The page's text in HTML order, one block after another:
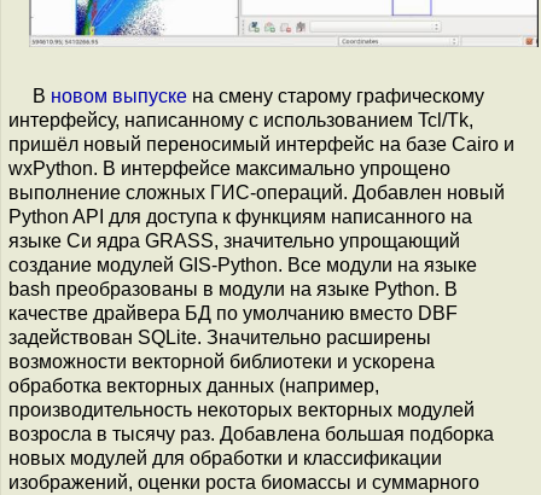
В новом выпуске на смену старому графическому
интерфейсу, написанному с использованием Tcl/Tk,
пришёл новый переносимый интерфейс на базе Cairo и
wxPython. В интерфейсе максимально упрощено
выполнение сложных ГИС-операций. Добавлен новый
Python API для доступа к функциям написанного на
языке Си ядра GRASS, значительно упрощающий
создание модулей GIS-Python. Все модули на языке
bash преобразованы в модули на языке Python. В
качестве драйвера БД по умолчанию вместо DBF
задействован SQLite. Значительно расширены
возможности векторной библиотеки и ускорена
обработка векторных данных (например,
производительность некоторых векторных модулей
возросла в тысячу раз. Добавлена большая подборка
новых модулей для обработки и классификации
изображений, оценки роста биомассы и суммарного